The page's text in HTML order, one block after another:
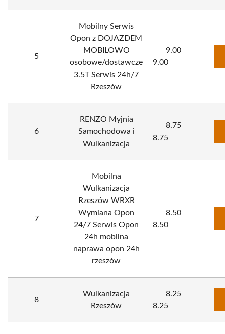
5
Mobilny Serwis
Opon z DOJAZDEM
MOBILOWO
osobowe/dostawcze
3.5T Serwis 24h/7
Rzeszów
9.00
9.00
6
RENZO Myjnia
Samochodowa i
Wulkanizacja
8.75
8.75
7
Mobilna
Wulkanizacja
Rzeszów WRXR
Wymiana Opon
24/7 Serwis Opon
24h mobilna
naprawa opon 24h
rzeszów
8.50
8.50
8
Wulkanizacja
Rzeszów
8.25
8.25